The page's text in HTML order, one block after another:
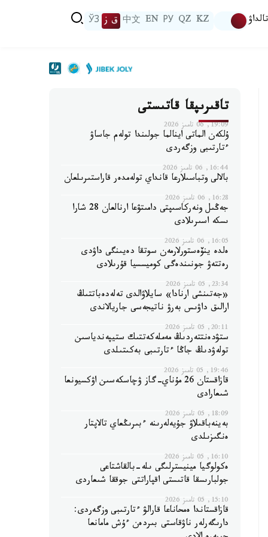
تالداۋ KZ
QZ
РУ
EN
中文 ق ز ЎЗ
تاقىرىپقا قاتىستى
19:09, 06 تامىز 2026
ۇلكەن الماتى اينالما جولىندا تولەم جاساۋ
ءتارتىبى وزگەردى
16:44, 06 تامىز 2026
بالالى وتباسىلارعا قانداي تولەمدەر قاراستىرىلعان
16:28, 06 تامىز 2026
جەڭىل ونەركاسىپتى دامىتۋعا ارنالعان 28 شارا
ىسكە اسىرىلادى
16:05, 06 تامىز 2026
ەلدە ينۆەستورلارمەن سوتقا دەيىنگى داۋدى
رەتتەۋ جونىندەگى كوميسسيا قۇرىلادى
23:34, 05 تامىز 2026
«جەتىنشى ارنادا» سايلاۋالدى تەلەدەباتتىڭ
ارالىق داۋىس بەرۋ ناتيجەسى جاريالاندى
20:11, 05 تامىز 2026
ستۋدەنتتەردىڭ مەملەكەتتىك ستيپەندياسىن
تولەۋدىڭ جاڭا ءتارتىبى بەكىتىلدى
19:46, 05 تامىز 2026
قازاقستان 26 مۇناي-گاز ۋچاسكەسىن اۋكسيونعا
شىعارادى
18:09, 05 تامىز 2026
بەينەباقىلاۋ جۇيەلەرىنە ءبىرىڭعاي تالاپتار
ەنگىزىلدى
16:10, 05 تامىز 2026
ەكولوگيا مينيسترلىگى ىلە-بالقاشتاعى
جولبارىسقا قاتىستى اقپاراتتى جوققا شىعاردى
15:10, 05 تامىز 2026
قازاقستاندا ەمحاناعا قارالۋ ءتارتىبى وزگەردى:
دارىگەرلەر ناۋقاستى بىردەن ءۇش مامانعا